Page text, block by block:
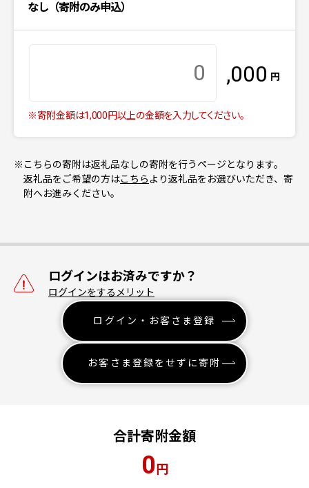
なし（寄附のみ申込）
,000 円
※寄附金額は1,000円以上の金額を入力してください。
※こちらの寄附は返礼品なしの寄附を行うページとなります。
返礼品をご希望の方はこちら より返礼品をお選びいただき、寄
附へお進みください。
ログインはお済みですか？
ログインをするメリット
ログイン・お客さま登録
お客さま登録をせずに寄附
合計寄附金額
0 円